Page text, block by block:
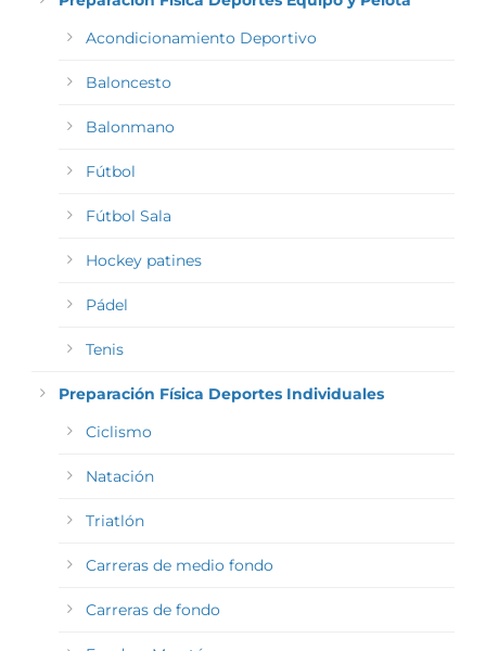
Acondicionamiento Deportivo
Baloncesto
Balonmano
Fútbol
Fútbol Sala
Hockey patines
Pádel
Tenis
Preparación Física Deportes Individuales
Ciclismo
Natación
Triatlón
Carreras de medio fondo
Carreras de fondo